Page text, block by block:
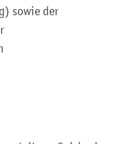
sowie der